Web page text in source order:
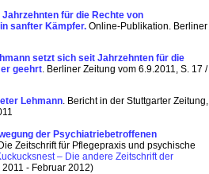
für die Rechte von
sanfter Kämpfer. Online-Publikation. Berliner
setzt sich seit Jahrzehnten für die
geehrt. Berliner Zeitung vom 6.9.2011, S. 17 /
Lehmann. Bericht in der Stuttgarter Zeitung,
der Psychiatriebetroffenen
Zeitschrift für Pflegepraxis und psychische
– Die andere Zeitschrift der
- Februar 2012)